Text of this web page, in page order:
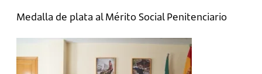
Medalla de plata al Mérito Social Penitenciario